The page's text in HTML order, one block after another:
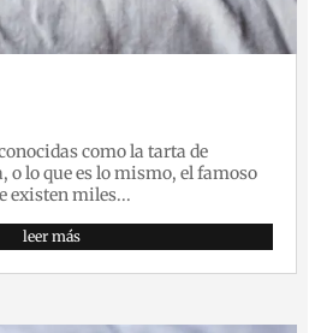
como la tarta de
lo que es lo mismo, el famoso
existen miles...
leer más